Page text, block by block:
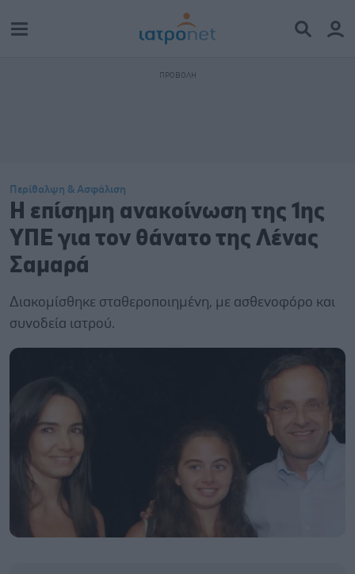
Περίθαλψη & Ασφάλιση
Η επίσημη ανακοίνωση της 1ης
ΥΠΕ για τον θάνατο της Λένας
Σαμαρά
Διακομίσθηκε σταθεροποιημένη, με ασθενοφόρο και
συνοδεία ιατρού.